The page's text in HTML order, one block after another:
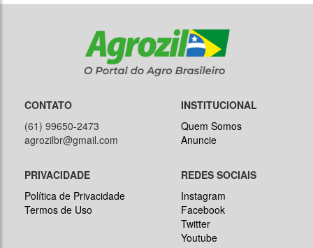
CONTATO
(61) 99650-2473
agrozilbr@gmail.com
INSTITUCIONAL
Quem Somos
Anuncie
PRIVACIDADE
Política de Privacidade
Termos de Uso
REDES SOCIAIS
Instagram
Facebook
Twitter
Youtube